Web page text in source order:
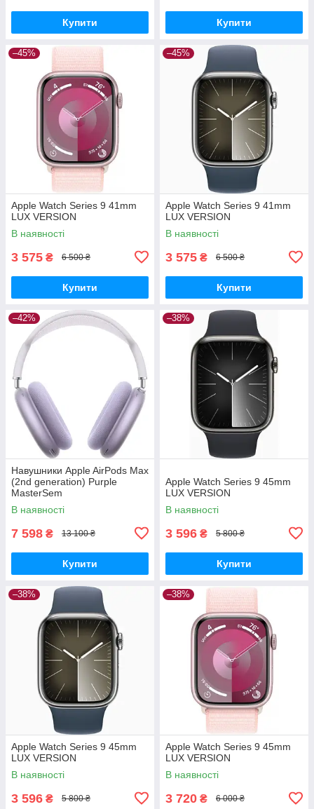
Купити Купити
–45%
Apple Watch Series 9 41mm
LUX VERSION
В наявності
3 575 ₴ 6 500 ₴
Купити
–45%
Apple Watch Series 9 41mm
LUX VERSION
В наявності
3 575 ₴ 6 500 ₴
Купити
–42%
Навушники Apple AirPods Max
(2nd generation) Purple
MasterSem
В наявності
7 598 ₴ 13 100 ₴
Купити
–38%
Apple Watch Series 9 45mm
LUX VERSION
В наявності
3 596 ₴ 5 800 ₴
Купити
–38%
Apple Watch Series 9 45mm
LUX VERSION
В наявності
3 596 ₴ 5 800 ₴
–38%
Apple Watch Series 9 45mm
LUX VERSION
В наявності
3 720 ₴ 6 000 ₴